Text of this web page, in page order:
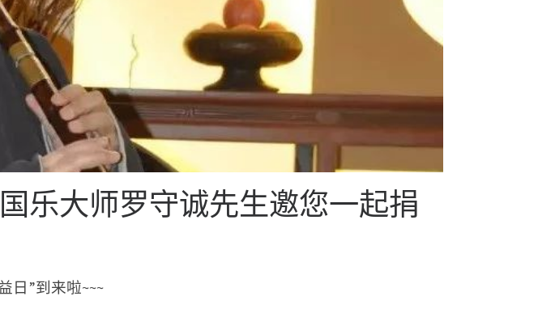
乐大师罗守诚先生邀您一起捐
日”到来啦~~~